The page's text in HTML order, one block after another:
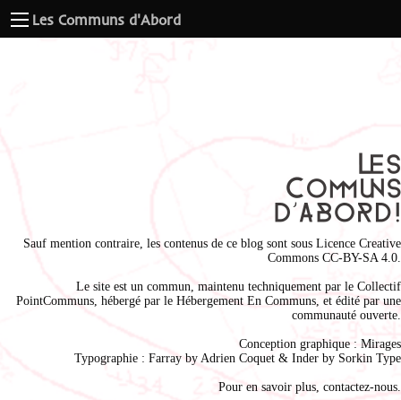
Les Communs d'Abord
Sauf mention contraire, les contenus de ce blog sont sous Licence Creative
Commons CC-BY-SA 4.0
Le site est un commun, maintenu techniquement par le Collectif
PointCommuns , hébergé par le Hébergement En Communs , et édité par une
communauté ouverte.
Conception graphique : Mirages
Typographie : Farray by Adrien Coquet & Inder by Sorkin Type
Pour en savoir plus, contactez-nous